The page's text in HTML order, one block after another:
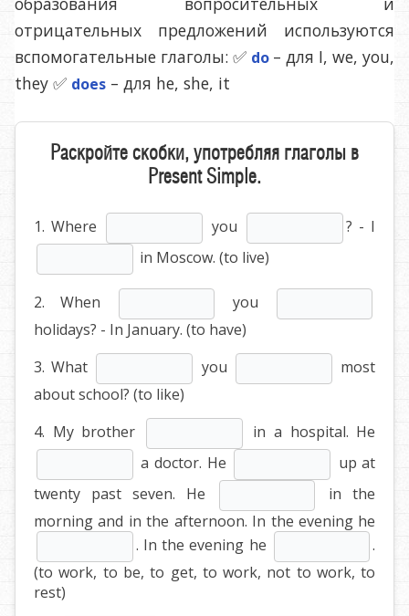
отрицательных предложений используются
вспомогательные глаголы: ✅ do – для I, we, you,
they ✅ does – для he, she, it
Раскройте скобки, употребляя глаголы в
Present Simple.
1. Where you
? - I
in Moscow. (to live)
2. When
you
holidays? - In January. (to have)
3. What
you
most
about school? (to like)
4. My brother
in a hospital. He
a doctor. He
up at
twenty past seven. He
in the
morning and in the afternoon. In the evening he
. In the evening he
.
(to work, to be, to get, to work, not to work, to
rest)